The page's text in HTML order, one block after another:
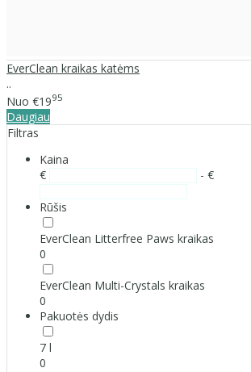
EverClean kraikas katėms
..
Nuo €1995
Daugiau
Filtras
Kaina
€
- €
Rūšis
EverClean Litterfree Paws kraikas
0
EverClean Multi-Crystals kraikas
0
Pakuotės dydis
7 l
0